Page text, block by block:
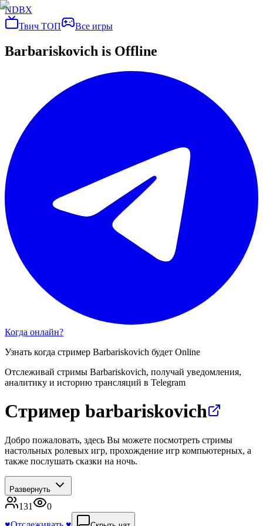
NDBX
Твич ТОП
Все игры
Barbariskovich is Offline
Когда онлайн?
Узнать когда стример Barbariskovich будет Online
Отслеживай стримы Barbariskovich, получай уведомления,
аналитику и историю трансляций в Telegram
Стример barbariskovich
Добро пожаловать, здесь Вы можете посмотреть стримы
настольных ролевых игр, прохождение игр компьютерных, а
также послушать сказки на ночь.
Развернуть
131
0